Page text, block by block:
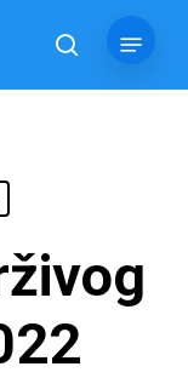
pretraga